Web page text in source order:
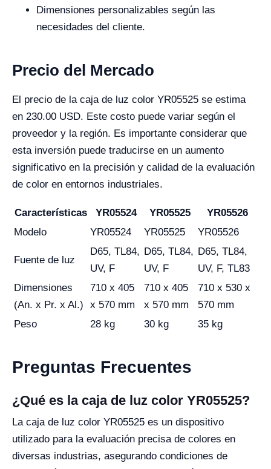
Dimensiones personalizables según las
necesidades del cliente.
Precio del Mercado
El precio de la caja de luz color YR05525 se estima
en 230.00 USD. Este costo puede variar según el
proveedor y la región. Es importante considerar que
esta inversión puede traducirse en un aumento
significativo en la precisión y calidad de la evaluación
de color en entornos industriales.
Características YR05524 YR05525
YR05526
Modelo
YR05524 YR05525 YR05526
Fuente de luz
D65, TL84,
UV, F
D65, TL84,
UV, F
D65, TL84,
UV, F, TL83
Dimensiones
(An. x Pr. x Al.)
710 x 405
x 570 mm
710 x 405
x 570 mm
710 x 530 x
570 mm
Peso
28 kg 30 kg 35 kg
Preguntas Frecuentes
¿Qué es la caja de luz color YR05525?
La caja de luz color YR05525 es un dispositivo
utilizado para la evaluación precisa de colores en
diversas industrias, asegurando condiciones de